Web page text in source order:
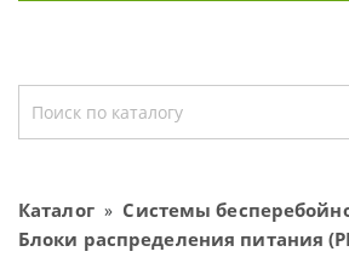
Каталог» Системы
Блоки распределения питания